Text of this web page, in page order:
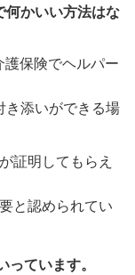
何かいい方法はな
保険でヘルパー
き添いができる場
証明してもらえ
と認められてい
ています。